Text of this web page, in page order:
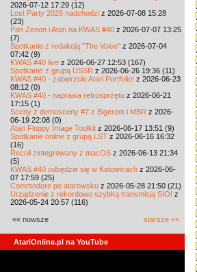
2026-07-12 17:29 (12)
Lost Party 2026 nadchodzi z 2026-07-08 15:28
(23)
Pan Zenon i Atari na KWAS #40 z 2026-07-07 13:25
(7)
Spotkanie z redakcją "The Voice" z 2026-07-04
07:42 (9)
KWAS #40 live z 2026-06-27 12:53 (167)
Spotkanie z grupą USSR z 2026-06-26 19:36 (11)
KWAS #40 - zabierzcie Atari Portfolio! z 2026-06-23
08:12 (0)
KWAS #40 - naprawa retrosprzętu z 2026-06-21
17:15 (1)
Sceny z demosceny #7 z Bigerem i MBR z 2026-
06-19 22:08 (0)
Atari Floppy Image Toolkit z 2026-06-17 13:51 (9)
Spotkanie online z grupą LST z 2026-06-16 16:32
(16)
Recoil zintegrowany z macOS z 2026-06-13 21:34
(5)
KWAS #40 odbędzie się w Katowicach z 2026-06-
07 17:59 (25)
Commodore po atarowsku z 2026-05-28 21:50 (21)
Urządzenie z rekordowo szybką transmisją SIO! z
2026-05-24 20:57 (116)
«« nowsze starsze »»
AtariOnline.pl na YouTube